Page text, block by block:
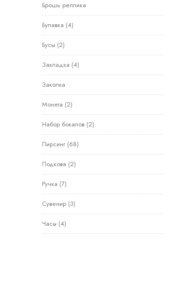
Брошь реплика
Булавка (4)
Бусы (2)
Закладка (4)
Заколка
Монета (2)
Набор бокалов (2)
Пирсинг (68)
Подкова (2)
Ручка (7)
Сувенир (3)
Часы (4)